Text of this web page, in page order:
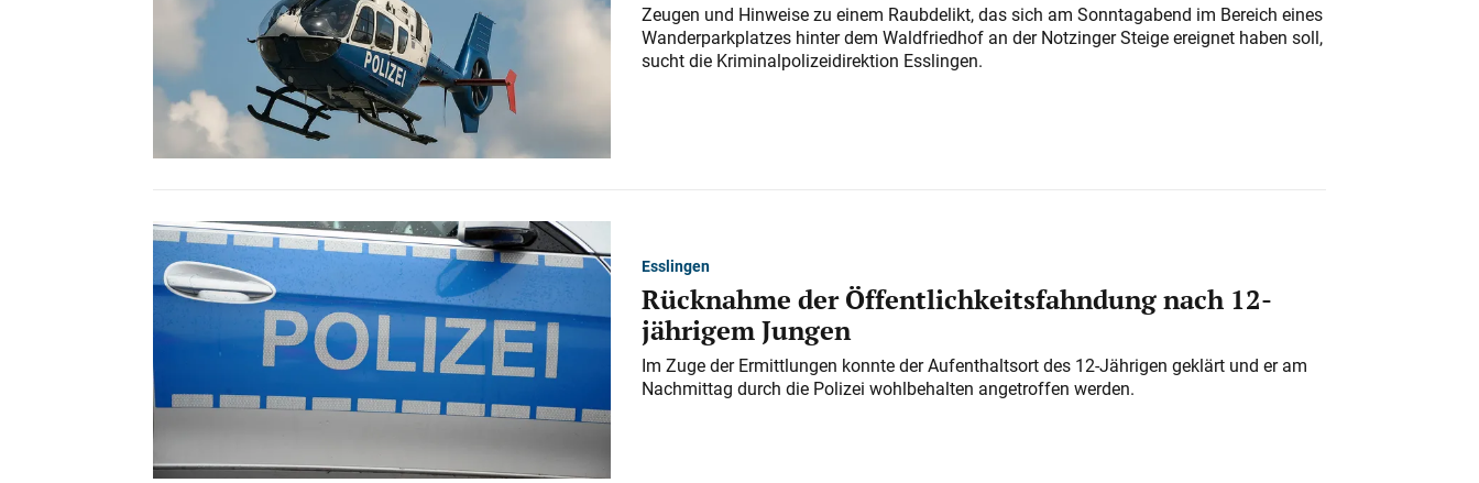
Zeugen und Hinweise zu einem Raubdelikt, das sich am Sonntagabend im Bereich eines
Wanderparkplatzes hinter dem Waldfriedhof an der Notzinger Steige ereignet haben soll,
sucht die Kriminalpolizeidirektion Esslingen.
Esslingen
Rücknahme der Öffentlichkeitsfahndung nach 12-
jährigem Jungen
Im Zuge der Ermittlungen konnte der Aufenthaltsort des 12-Jährigen geklärt und er am
Nachmittag durch die Polizei wohlbehalten angetroffen werden.